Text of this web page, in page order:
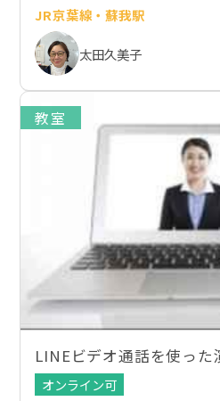
JR京葉線・蘇我駅
太田久美子
教室
LINEビデオ通話を使った
オンライン可